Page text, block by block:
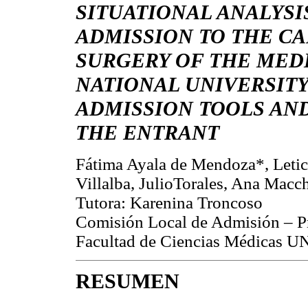
SITUATIONAL
ADMISSION TO THE
SURGERY OF THE
NATIONAL
ADMISSION TOOLS
THE ENTRANT
Fátima Ayala de Mendoza*,
Villalba, JulioTorales, Ana
Tutora: Karenina Troncoso
Comisión Local de Admisión –
Facultad de Ciencias Médicas
RESUMEN